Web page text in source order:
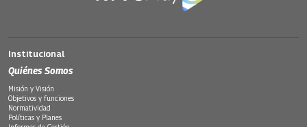
Institucional
Quiénes Somos
Misión y Visión
Objetivos y funciones
Normatividad
Políticas y Planes